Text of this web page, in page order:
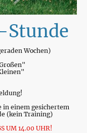
Wochen)
einem gesichertem
(kein Training)
UM 14.00 UHR!